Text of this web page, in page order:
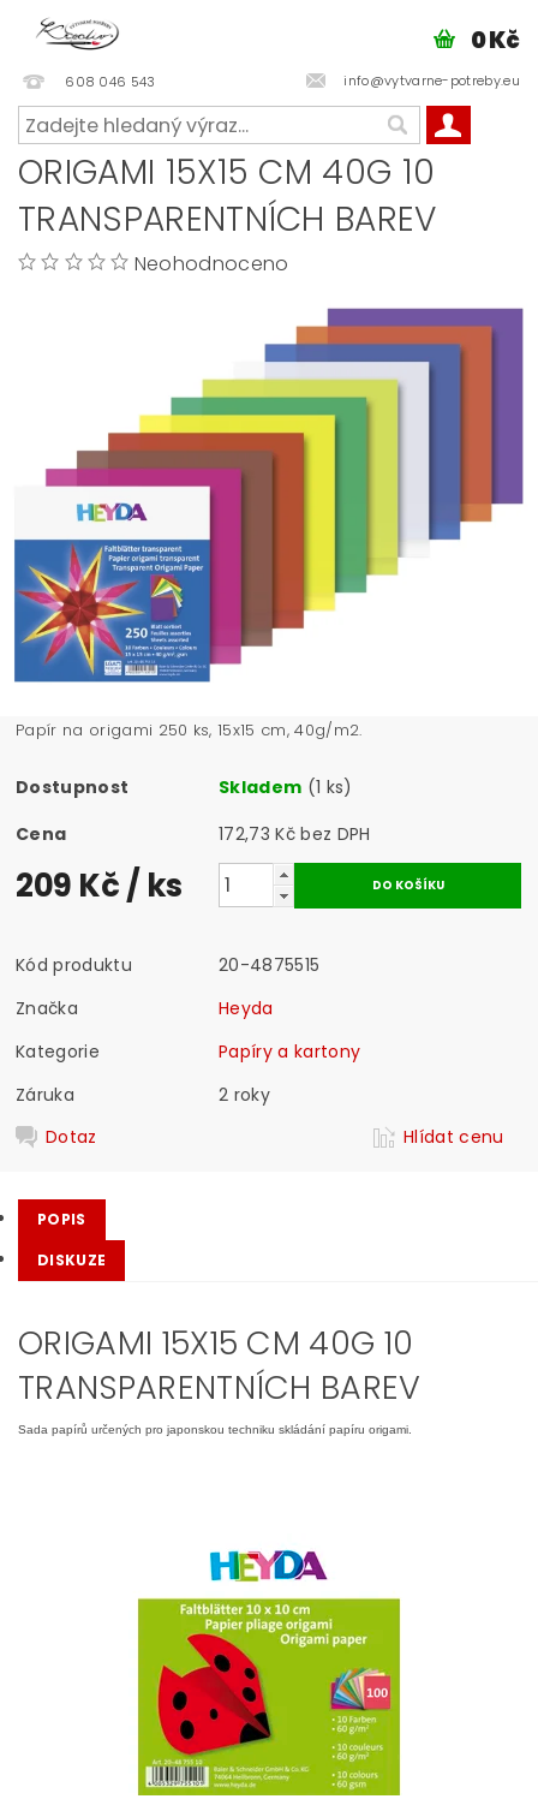
608 046 543 info@vytvarne-potreby.eu
0 Kč
ORIGAMI 15X15 CM 40G 10
TRANSPARENTNÍCH BAREV
Neohodnoceno
Papír na origami 250 ks, 15x15 cm, 40g/m2.
Dostupnost Skladem (1 ks)
Cena
172,73 Kč bez DPH
209 Kč/ ks
Kód produktu
20-4875515
Značka
Heyda
Kategorie
Papíry a kartony
Záruka
2 roky
Dotaz
Hlídat cenu
POPIS
DISKUZE
ORIGAMI 15X15 CM 40G 10
TRANSPARENTNÍCH BAREV
Sada papírů určených pro japonskou techniku skládání papíru origami.